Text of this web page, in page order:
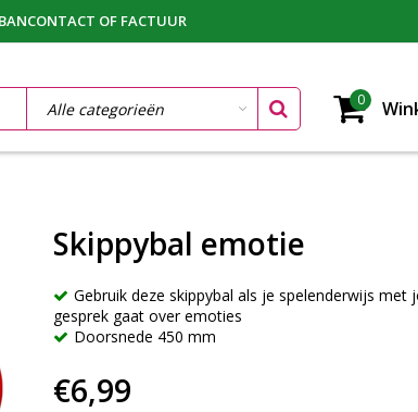
OF FACTUUR
0
Skippybal emotie
Gebruik deze skippybal als je spelenderwijs met
gesprek gaat over emoties
Doorsnede 450 mm
€6,99